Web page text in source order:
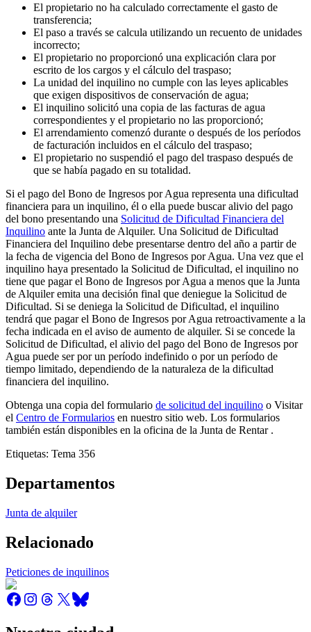
El propietario no ha calculado correctamente el gasto de
transferencia;
El paso a través se calcula utilizando un recuento de unidades
incorrecto;
El propietario no proporcionó una explicación clara por
escrito de los cargos y el cálculo del traspaso;
La unidad del inquilino no cumple con las leyes aplicables
que exigen dispositivos de conservación de agua;
El inquilino solicitó una copia de las facturas de agua
correspondientes y el propietario no las proporcionó;
El arrendamiento comenzó durante o después de los períodos
de facturación incluidos en el cálculo del traspaso;
El propietario no suspendió el pago del traspaso después de
que se había pagado en su totalidad.
Si el pago del Bono de Ingresos por Agua representa una dificultad
financiera para un inquilino, él o ella puede buscar alivio del pago
del bono presentando una Solicitud de Dificultad Financiera del
Inquilino ante la Junta de Alquiler. Una Solicitud de Dificultad
Financiera del Inquilino debe presentarse dentro del año a partir de
la fecha de vigencia del Bono de Ingresos por Agua. Una vez que el
inquilino haya presentado la Solicitud de Dificultad, el inquilino no
tiene que pagar el Bono de Ingresos por Agua a menos que la Junta
de Alquiler emita una decisión final que deniegue la Solicitud de
Dificultad. Si se deniega la Solicitud de Dificultad, el inquilino
tendrá que pagar el Bono de Ingresos por Agua retroactivamente a la
fecha indicada en el aviso de aumento de alquiler. Si se concede la
Solicitud de Dificultad, el alivio del pago del Bono de Ingresos por
Agua puede ser por un período indefinido o por un período de
tiempo limitado, dependiendo de la naturaleza de la dificultad
financiera del inquilino.
Obtenga una copia del formulario de solicitud del inquilino o Visitar
el Centro de Formularios en nuestro sitio web. Los formularios
también están disponibles en la oficina de la Junta de Rentar .
Etiquetas: Tema 356
Departamentos
Junta de alquiler
Relacionado
Peticiones de inquilinos